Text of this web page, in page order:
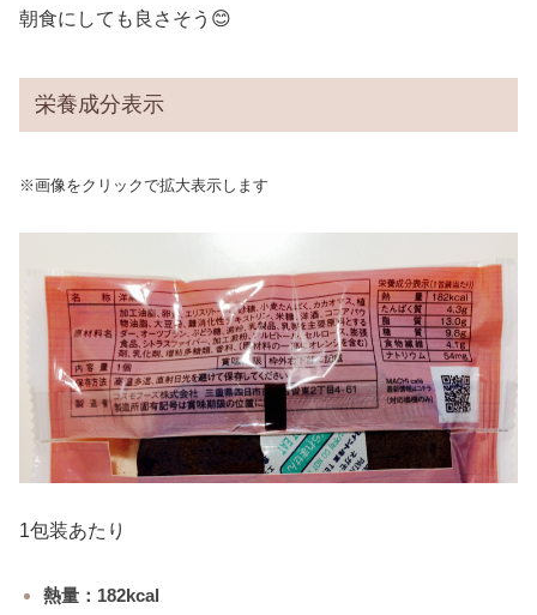
朝食にしても良さそう😊
栄養成分表示
※画像をクリックで拡大表示します
1包装あたり
熱量：182kcal